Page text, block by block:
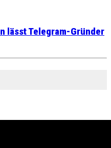
lässt Telegram-Gründer